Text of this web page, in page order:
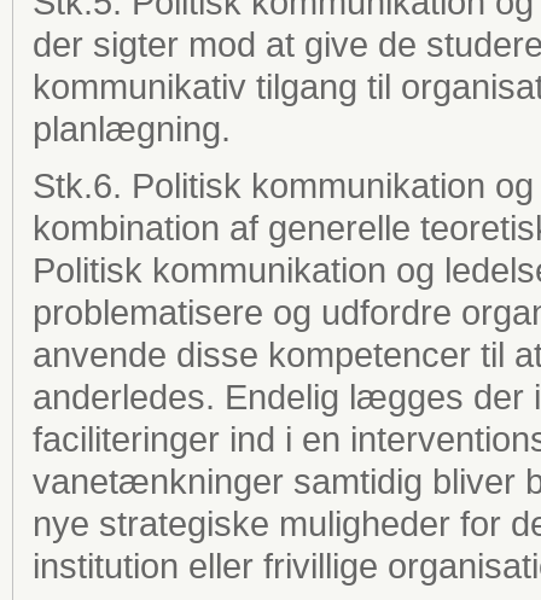
der sigter mod at give de
kommunikativ tilgang til
planlægning.
Stk.6. Politisk kommunikation
kombination af generelle
Politisk kommunikation og
problematisere og udfordre
anvende disse kompetencer til
anderledes. Endelig lægges
faciliteringer ind i en
vanetænkninger samtidig bliver
nye strategiske muligheder for
institution eller frivillige